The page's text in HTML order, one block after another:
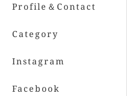
Profile＆Contact
Category
Instagram
Facebook